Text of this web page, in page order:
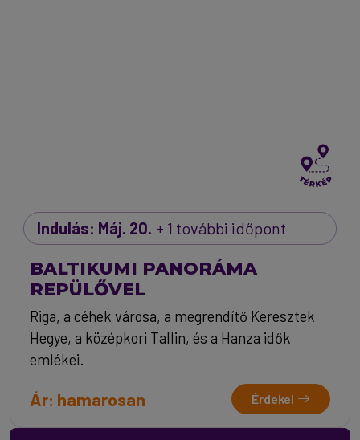
Indulás: Máj. 20. + 1 további időpont
BALTIKUMI PANORÁMA
REPÜLŐVEL
Riga, a céhek városa, a megrendítő Keresztek
Hegye, a középkori Tallin, és a Hanza idők
emlékei.
Ár: hamarosan Érdekel